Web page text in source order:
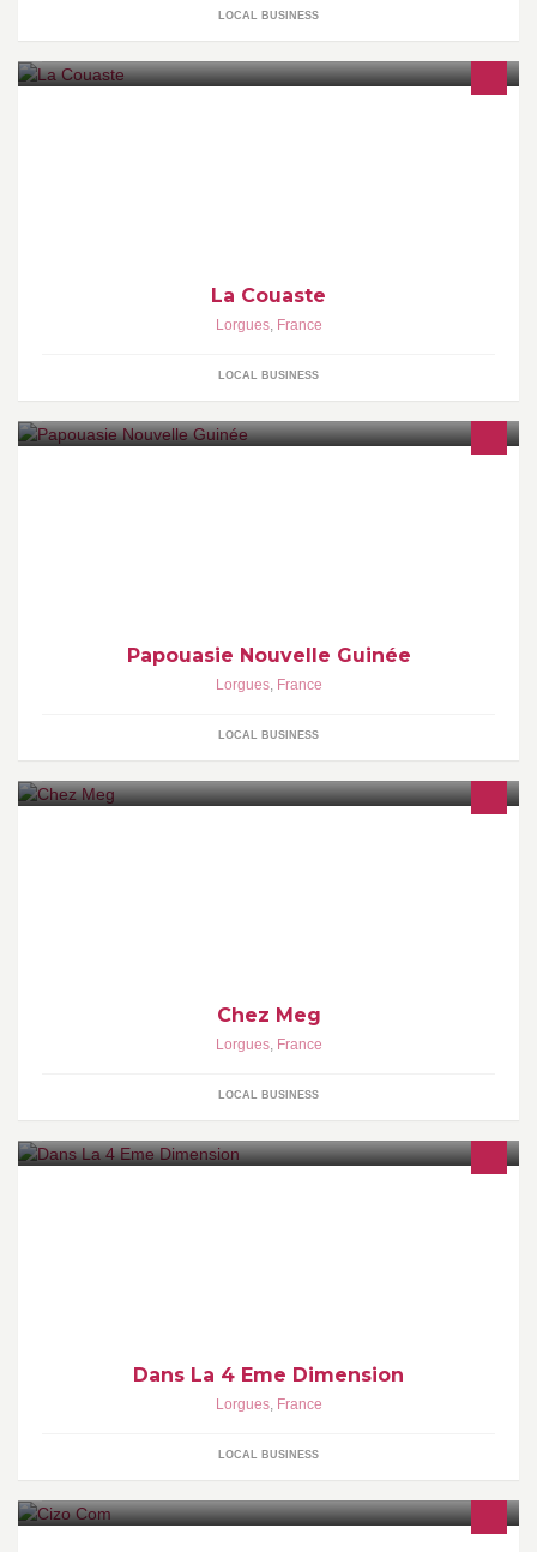
LOCAL BUSINESS
La Couaste
Lorgues, France
LOCAL BUSINESS
Papouasie Nouvelle Guinée
Lorgues, France
LOCAL BUSINESS
Chez Meg
Lorgues, France
LOCAL BUSINESS
Dans La 4 Eme Dimension
Lorgues, France
LOCAL BUSINESS